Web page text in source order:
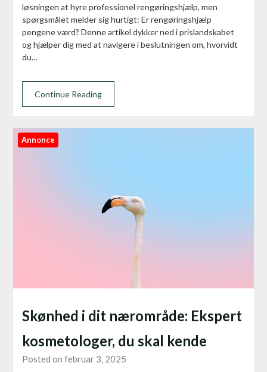
løsningen at hyre professionel rengøringshjælp, men
spørgsmålet melder sig hurtigt: Er rengøringshjælp
pengene værd? Denne artikel dykker ned i prislandskabet
og hjælper dig med at navigere i beslutningen om, hvorvidt
du…
Continue Reading
Annonce
Skønhed i dit nærområde: Ekspert
kosmetologer, du skal kende
Posted on februar 3, 2025